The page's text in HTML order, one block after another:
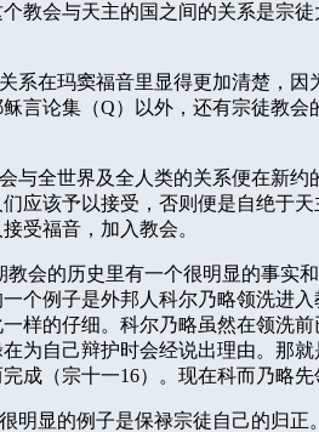
教会与天主的国之间的关系是宗
系在玛窦福音里显得更加清楚，
言论集（Q）以外，还有宗徒教会
与全世界及全人类的关系便在新
应该予以接受，否则便是自绝于
受福音，加入教会。
教会的历史里有一个很明显的事实
一个例子是外邦人科尔乃略领洗进
样的仔细。科尔乃略虽然在领洗
在为自己辩护时会经说出理由。那
成（宗十一16）。现在科而乃略
明显的例子是保禄宗徒自己的归